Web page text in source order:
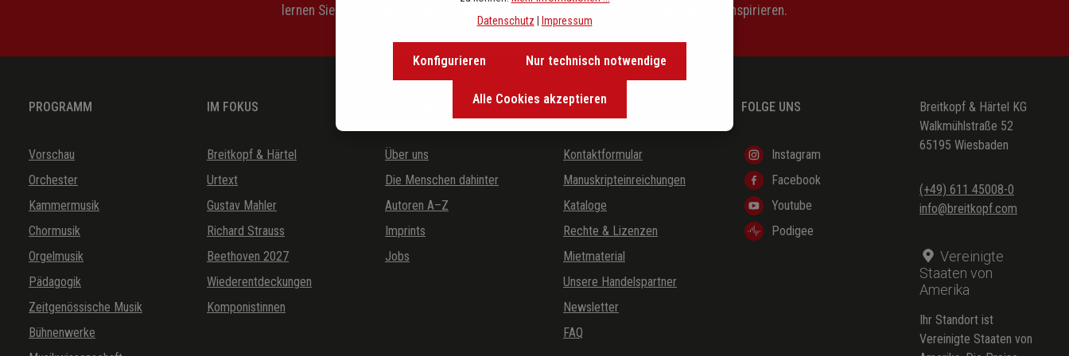
lernen Sie Hintergründe kennen und lassen Sie sich von exklusiven Empfehlungen inspirieren.
PROGRAMM
Vorschau
Orchester
Kammermusik
Chormusik
Orgelmusik
Pädagogik
Zeitgenössische Musik
Bühnenwerke
IM FOKUS
Breitkopf & Härtel
Urtext
Gustav Mahler
Richard Strauss
Beethoven 2027
Wiederentdeckungen
Komponistinnen
Über uns
Die Menschen dahinter
Autoren A–Z
Imprints
Jobs
SERVICE
Kontaktformular
Manuskripteinreichungen
Kataloge
Rechte & Lizenzen
Mietmaterial
Unsere Handelspartner
Newsletter
FAQ
FOLGE UNS
Instagram
Facebook
Youtube
Podigee
Breitkopf & Härtel KG
Walkmühlstraße 52
65195 Wiesbaden
(+49) 611 45008-0
info@breitkopf.com
Vereinigte
Staaten von
Amerika
Ihr Standort ist
Vereinigte Staaten von
Datenschutz
Impressum
Nur technisch notwendige
Konfigurieren
Alle Cookies akzeptieren